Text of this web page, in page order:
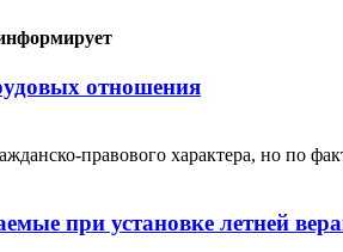
отношения
правового характера, но по
при установке летней